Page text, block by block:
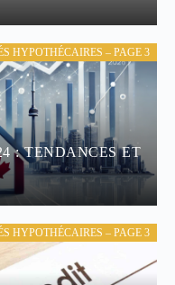
HYPOTHÉCAIRES – PAGE 3
: TENDANCES ET
HYPOTHÉCAIRES – PAGE 3